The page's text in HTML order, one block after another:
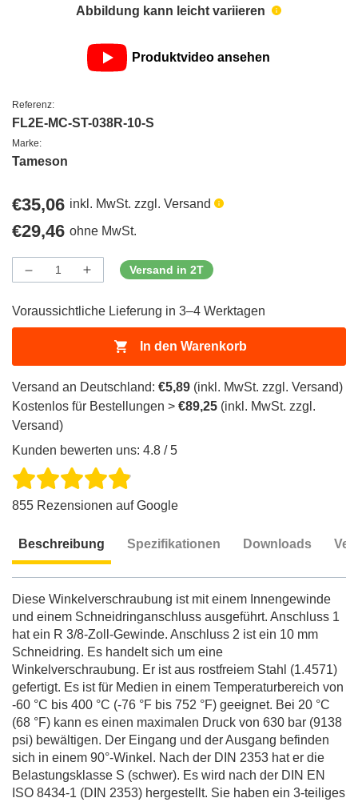
Abbildung kann leicht variieren
Produktvideo ansehen
Referenz:
FL2E-MC-ST-038R-10-S
Marke:
Tameson
Regulärer
Preis
€35,06 inkl. MwSt. zzgl. Versand
Regulärer
Preis
€29,46 ohne MwSt.
Menge
Menge
verringern
ProductDrop
Menge
erhöhen
ProductDrop
Versand in 2T
Voraussichtliche Lieferung in 3–4 Werktagen
In den Warenkorb
Versand an Deutschland: €5,89 (inkl. MwSt. zzgl. Versand)
Kostenlos für Bestellungen > €89,25 (inkl. MwSt. zzgl.
Versand)
Kunden bewerten uns: 4.8 / 5
855 Rezensionen auf Google
Beschreibung Spezifikationen Downloads
Diese Winkelverschraubung ist mit einem Innengewinde
und einem Schneidringanschluss ausgeführt. Anschluss 1
hat ein R 3/8-Zoll-Gewinde. Anschluss 2 ist ein 10 mm
Schneidring. Es handelt sich um eine
Winkelverschraubung. Er ist aus rostfreiem Stahl (1.4571)
gefertigt. Es ist für Medien in einem Temperaturbereich von
-60 °C bis 400 °C (-76 °F bis 752 °F) geeignet. Bei 20 °C
(68 °F) kann es einen maximalen Druck von 630 bar (9138
psi) bewältigen. Der Eingang und der Ausgang befinden
sich in einem 90°-Winkel. Nach der DIN 2353 hat er die
Belastungsklasse S (schwer). Es wird nach der DIN EN
ISO 8434-1 (DIN 2353) hergestellt. Sie haben ein 3-teiliges